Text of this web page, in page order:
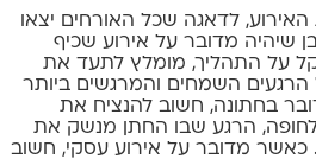
לדאגה שכל האורחים יצאו
שיהיה מדובר על אירוע שכיף
על התהליך, מומלץ לתעד את
הרגעים השמחים והמרגשים ביותר
בחתונה, חשוב להנציח את
הרגע שבו החתן מנשק את
כאשר מדובר על אירוע עסקי, חשוב